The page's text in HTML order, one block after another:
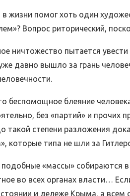
жизни помог хоть один
Вопрос риторический,
ничтожество пытается
давно вышло за грань
беспомощное блеяние
без «партий» и прочих
такой степени разложения
которые типа не шли за
подобные «массы» собираются
во всех органах власти…
и дележе Крыма, а